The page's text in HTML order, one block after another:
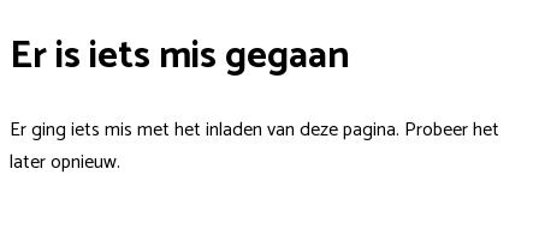
Er is iets mis gegaan
Er ging iets mis met het inladen van deze pagina. Probeer het
later opnieuw.